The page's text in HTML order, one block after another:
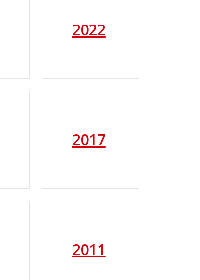
2022
2017
2011